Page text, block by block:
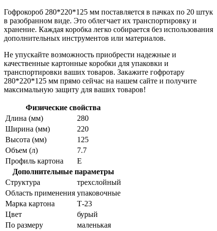
Гофрокороб 280*220*125 мм поставляется в пачках по 20 штук
в разобранном виде. Это облегчает их транспортировку и
хранение. Каждая коробка легко собирается без использования
дополнительных инструментов или материалов.
Не упускайте возможность приобрести надежные и
качественные картонные коробки для упаковки и
транспортировки ваших товаров. Закажите гофротару
280*220*125 мм прямо сейчас на нашем сайте и получите
максимальную защиту для ваших товаров!
Физические свойства
Длина (мм)
280
Ширина (мм)
220
Высота (мм)
125
Объем (л)
7.7
Профиль картона
Е
Дополнительные параметры
Структура
трехслойный
Область применения упаковочные
Марка картона
Т-23
Цвет
бурый
По размеру
маленькая